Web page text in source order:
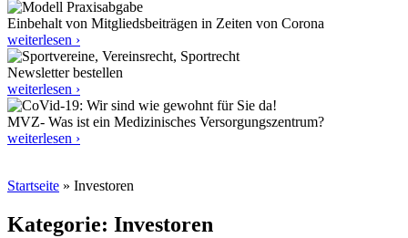
Einbehalt von Mitgliedsbeiträgen in Zeiten von Corona
weiterlesen ›
Newsletter bestellen
weiterlesen ›
MVZ- Was ist ein Medizinisches Versorgungszentrum?
weiterlesen ›
Startseite » Investoren
Kategorie: Investoren